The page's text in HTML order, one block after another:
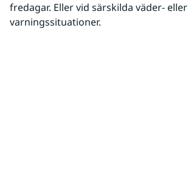
fredagar. Eller vid särskilda väder- eller
varningssituationer.